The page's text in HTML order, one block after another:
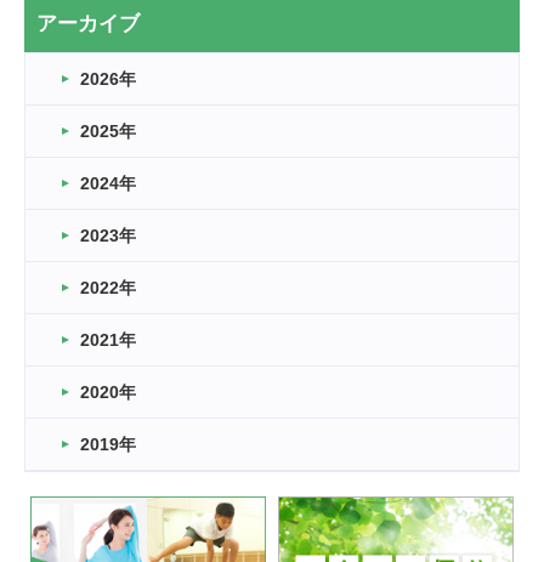
2026.03.20
なぎなた
2026.03.16
車いすバスケとRくんのお話
卒業・卒園の季節★
2026.03.11
緑ケ丘体育館
2022.11.03
緑ケ丘体育館
いたっぼーる大会☆彡
緑ケ丘体育館
アーカイブ
2026年
2025年
2024年
2023年
2022年
2021年
2020年
2019年